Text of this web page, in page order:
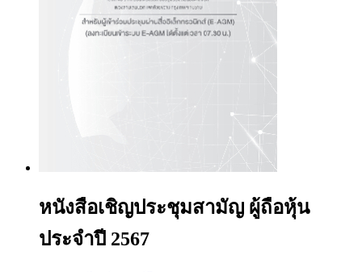
หนังสือเชิญประชุมสามัญ ผู้ถือหุ้น
ประจำปี 2567